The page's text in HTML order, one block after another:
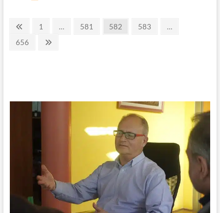
marcha
faenas
Paginación
de
PáginaPágina
1 … Página
581 Página
582 Página
583
…
Página
656
Página